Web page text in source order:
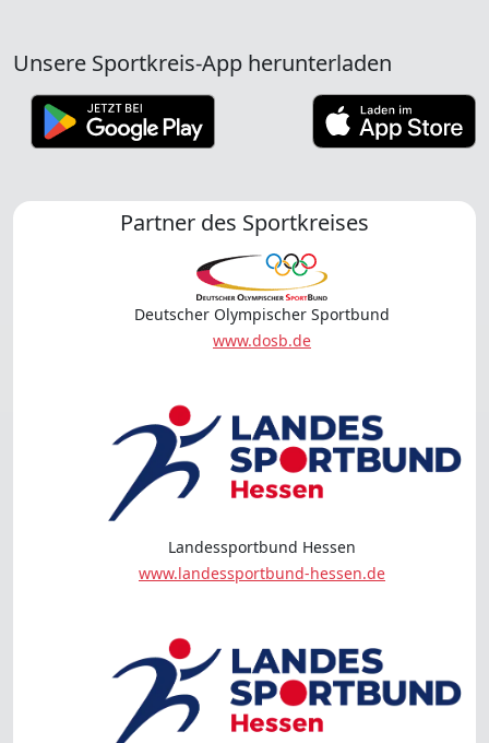
Unsere Sportkreis-App herunterladen
Partner des Sportkreises
Deutscher Olympischer Sportbund
www.dosb.de
Landessportbund Hessen
www.landessportbund-hessen.de